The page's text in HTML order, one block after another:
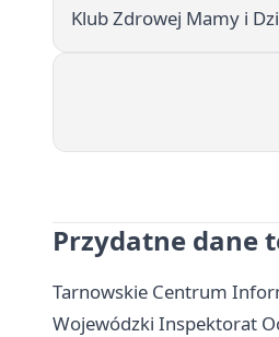
Klub Zdrowej Mamy i
Przydatne dane
Tarnowskie Centrum
Wojewódzki Inspektorat